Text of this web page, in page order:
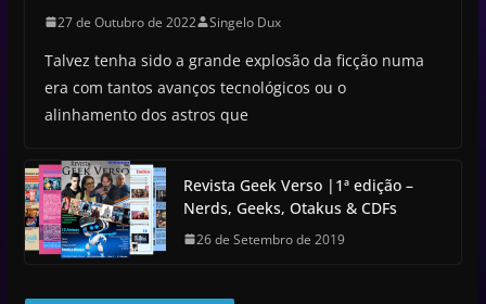
27 de Outubro de 2022 Singelo Dux
Talvez tenha sido a grande explosão da ficção numa
era com tantos avanços tecnológicos ou o
alinhamento dos astros que
Revista Geek Verso |1ª edição –
Nerds, Geeks, Otakus & CDFs
26 de Setembro de 2019